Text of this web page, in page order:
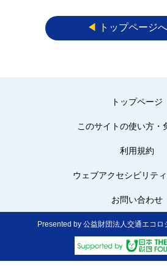
◀︎ トップページ
トップページ
このサイトの使い方・
利用規約
ウェブアクセシビリテ
お問い合わせ
Presented by 公益財団法人交通エコロ